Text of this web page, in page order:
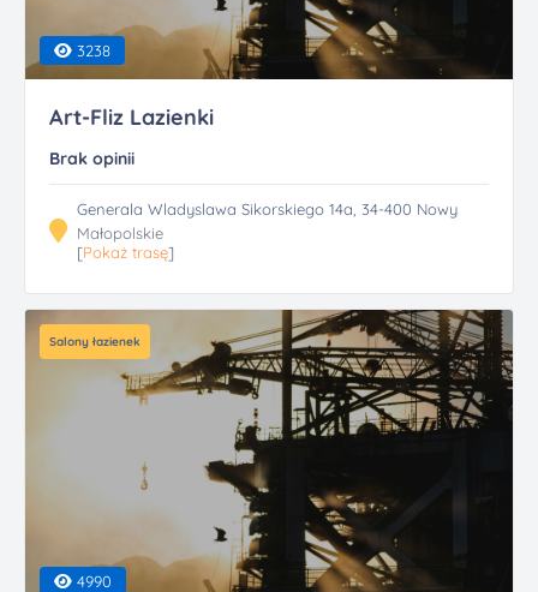
3238
Art-Fliz Lazienki
Brak opinii
Generala Wladyslawa Sikorskiego 14a, 34-400 Nowy
Małopolskie
[Pokaż trasę]
Salony łazienek
4990